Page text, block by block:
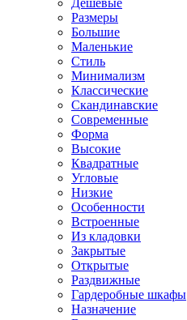
Дешевые
Размеры
Большие
Маленькие
Стиль
Минимализм
Классические
Скандинавские
Современные
Форма
Высокие
Квадратные
Угловые
Низкие
Особенности
Встроенные
Из кладовки
Закрытые
Открытые
Раздвижные
Гардеробные шкафы
Назначение